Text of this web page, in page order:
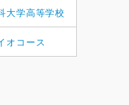
大学高等学校
オコース